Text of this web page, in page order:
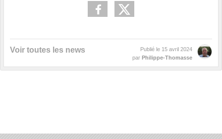
Voir toutes les news Publié le 15 avril 2024
par Philippe-Thomasse